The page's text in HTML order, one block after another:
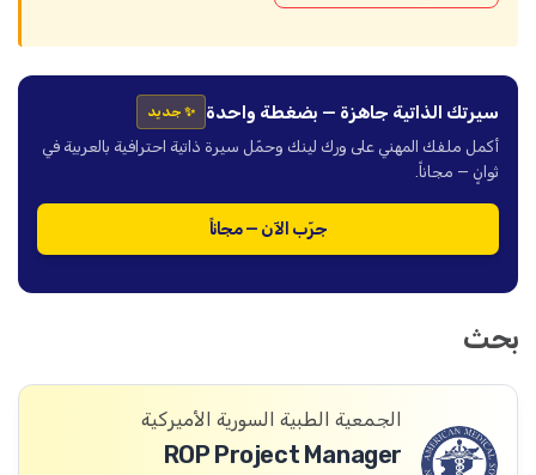
سيرتك الذاتية جاهزة — بضغطة واحدة ✨ جديد
أكمل ملفك المهني على ورك لينك وحمّل سيرة ذاتية احترافية بالعربية في
ثوانٍ — مجاناً.
جرّب الآن — مجاناً
بحث
الجمعية الطبية السورية الأميركية
ROP Project Manager